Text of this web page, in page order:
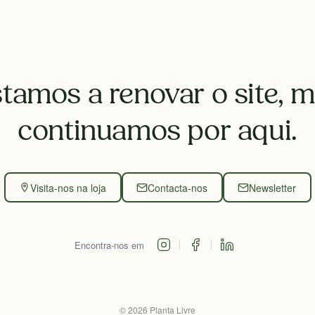
a renovar o site,
continuamos por aqui.
Visita-nos na loja Contacta-nos Newsletter
Encontra-nos em
©2026 Planta Livre